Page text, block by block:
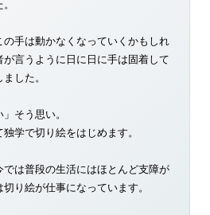
手は動かなくなっていくかもしれ
言うように日に日に手は固着して
した。
そう思い。
学で切り絵をはじめます。
は普段の生活にはほとんど支障が
り絵が仕事になっています。